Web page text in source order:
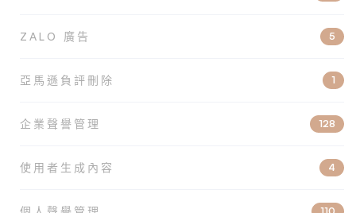
ZALO 廣告 5
亞馬遜負評刪除 1
企業聲譽管理 128
使用者生成內容 4